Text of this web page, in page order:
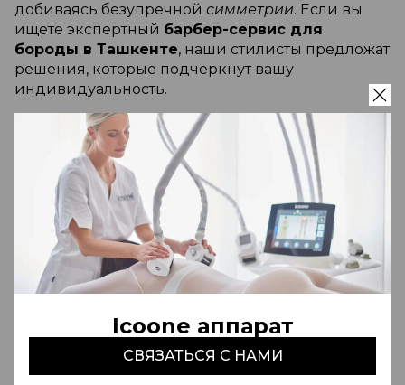
Icoone аппарат
СВЯЗАТЬСЯ С НАМИ
добиваясь безупречной симметрии. Если вы
ищете экспертный барбер-сервис для
бороды в Ташкенте, наши стилисты предложат
решения, которые подчеркнут вашу
индивидуальность.
Многие клиенты задаются вопросом,
моделирование бороды — что этои чем оно
отличается от стандартного ухода. Прежде всего,
это работа над контурами и формой: мастер
выполняет
окантовку
и прорабатывает
переходы, чтобы растительность на лице
выглядела аккуратно и эстетично. Качественное
моделирование бороды и усовпозволяет
скорректировать пропорции лица, делая
выполняется профессиональныйуход за
бородой в салоне, включающий
использование премиальных масел и